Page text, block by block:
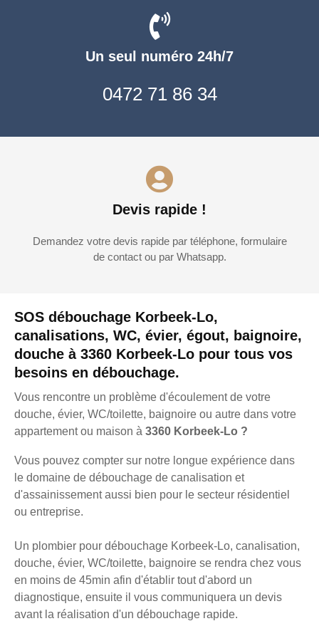
SOS débouchage Korbeek-Lo,
canalisations, WC, évier, égout, baignoire,
douche à 3360 Korbeek-Lo pour tous vos
besoins en débouchage.
Vous rencontre un problème d'écoulement de votre
douche, évier, WC/toilette, baignoire ou autre dans votre
appartement ou maison à 3360 Korbeek-Lo ?
Vous pouvez compter sur notre longue expérience dans
le domaine de débouchage de canalisation et
d'assainissement aussi bien pour le secteur résidentiel
ou entreprise.
Un plombier pour débouchage Korbeek-Lo, canalisation,
douche, évier, WC/toilette, baignoire se rendra chez vous
en moins de 45min afin d'établir tout d'abord un
diagnostique, ensuite il vous communiquera un devis
avant la réalisation d'un débouchage rapide.
Un seul numéro 24h/7
0472 71 86 34
Devis rapide !
Demandez votre devis rapide par téléphone, formulaire
de contact ou par Whatsapp.